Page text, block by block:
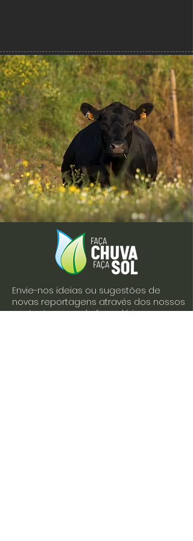
Envie-nos ideias ou sugestões de
novas reportagens através dos nossos
contactos ou pelo formulário.